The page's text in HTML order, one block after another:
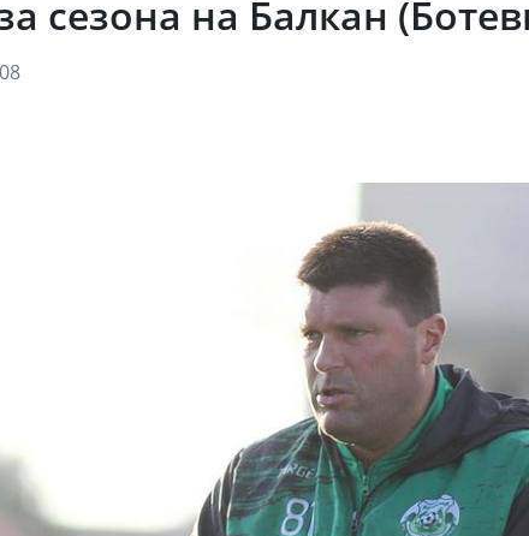
сезона на Балкан